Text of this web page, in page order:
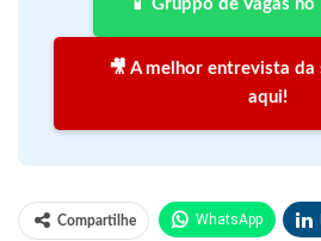
📱 Gruppo de Vagas
🎥 A melhor entrevista da
aqui!
Compartilhe WhatsApp